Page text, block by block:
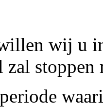
wij u
stoppen